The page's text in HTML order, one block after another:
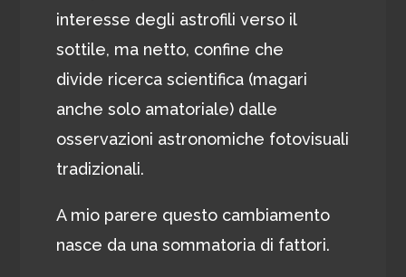
interesse degli astrofili verso il
sottile, ma netto, confine che
divide ricerca scientifica (magari
anche solo amatoriale) dalle
osservazioni astronomiche fotovisuali
tradizionali.
A mio parere questo cambiamento
nasce da una sommatoria di fattori.